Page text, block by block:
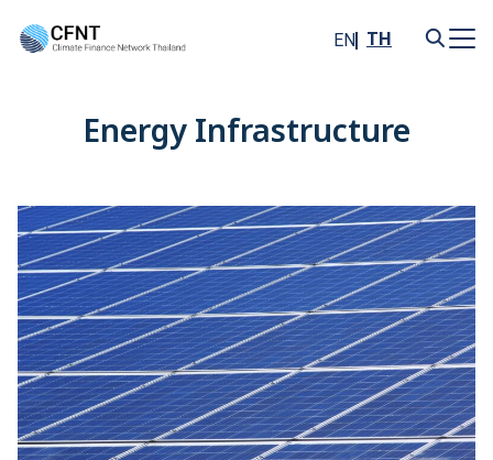
EN TH
Energy Infrastructure